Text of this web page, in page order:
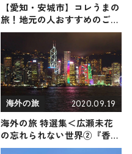
【愛知・安城市】コレうまの
旅！地元の人おすすめのご当
地名物グルメ3選 2024年6月
29日放送
海外の旅 2020.09.19
海外の旅 特選集＜広瀬未花
の忘れられない世界②『香港
＆タイ編』＞